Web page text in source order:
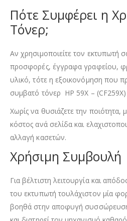
Πότε Συμφέρει η
Τόνερ;
Αν χρησιμοποιείτε τον εκτυπωτή
προσφορές, έγγραφα γραφείου,
υλικό, τότε η εξοικονόμηση που
συμβατό τόνερ HP 59X – (CF259X)
Χωρίς να θυσιάζετε την ποιότητα,
κόστος ανά σελίδα και
αλλαγή κασετών.
Χρήσιμη Συμβουλή
Για βέλτιστη λειτουργία και
του εκτυπωτή τουλάχιστον μία
βοηθά στην αποφυγή